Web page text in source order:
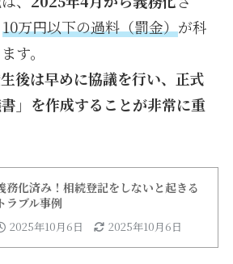
10万円以下の過料（罰金）が科
す。
後は早めに協議を行い、正式
」を作成することが非常に重
務化済み！相続登記をしないと起きる
ラブル事例
2025年10月6日 2025年10月6日